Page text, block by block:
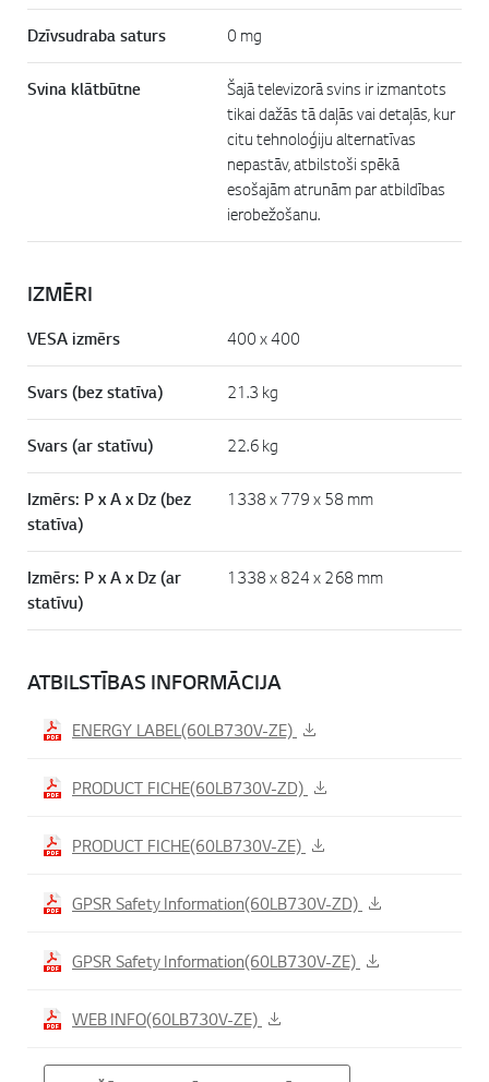
Dzīvsudraba saturs 0 mg
Svina klātbūtne
Šajā televizorā svins ir izmantots
tikai dažās tā daļās vai detaļās, kur
citu tehnoloģiju alternatīvas
nepastāv, atbilstoši spēkā
esošajām atrunām par atbildības
ierobežošanu.
IZMĒRI
VESA izmērs 400 x 400
Svars (bez statīva) 21.3 kg
Svars (ar statīvu) 22.6 kg
Izmērs: P x A x Dz (bez
statīva)
1338 x 779 x 58 mm
Izmērs: P x A x Dz (ar
statīvu)
1338 x 824 x 268 mm
ATBILSTĪBAS INFORMĀCIJA
ENERGY LABEL(60LB730V-ZE)
PRODUCT FICHE(60LB730V-ZD)
PRODUCT FICHE(60LB730V-ZE)
GPSR Safety Information(60LB730V-ZD)
GPSR Safety Information(60LB730V-ZE)
WEB INFO(60LB730V-ZE)